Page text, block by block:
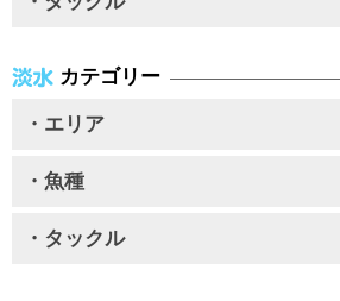
カテゴリー
・エリア
・魚種
・タックル